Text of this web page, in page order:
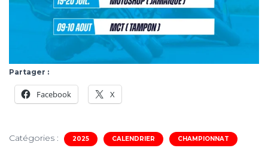
Partager :
Facebook X
Catégories : 2025 CALENDRIER CHAMPIONNAT